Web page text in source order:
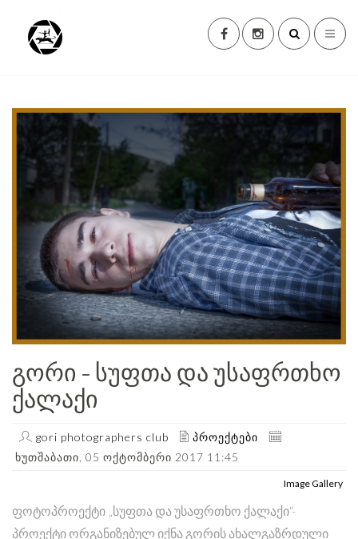
Გორი - Სუფთა Და Უსაფრთხო
Ქალაქი
gori photographers club
პროექტები
ხუთშაბათი, 05 ოქტომბერი 2017 11:45
Image Gallery
ფოტოპროექტი „სუფთა და უსაფრთხო ქალაქი“-
პროექტი ორგანიზებულ იქნა გორის ახალგაზრდული